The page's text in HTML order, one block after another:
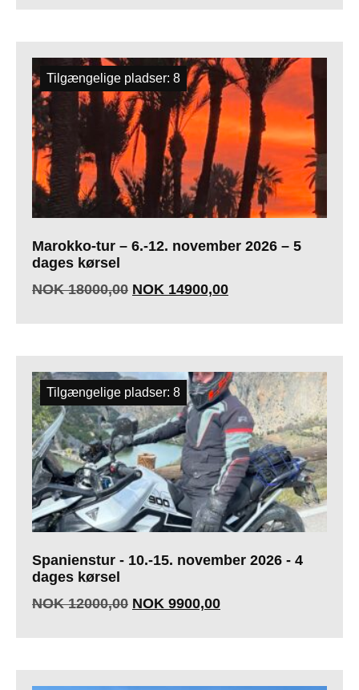
Marokko-tur – 6.-12. november 2026 – 5
dages kørsel
NOK18000,00 NOK 14900,00
Tilgængelige pladser: 8
Spanienstur - 10.-15. november 2026 - 4
dages kørsel
NOK12000,00 NOK 9900,00
Tilgængelige pladser: 8